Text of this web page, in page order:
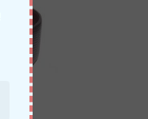
No hay